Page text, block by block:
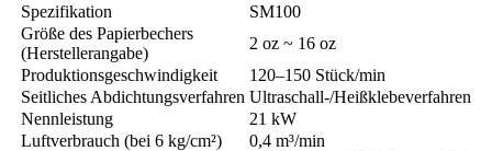
Spezifikation
SM100
Größe des Papierbechers
(Herstellerangabe)
2 oz ~ 16 oz
Produktionsgeschwindigkeit
120–150 Stück/min
Seitliches Abdichtungsverfahren Ultraschall-/Heißklebeverfahren
Nennleistung
21 kW
Luftverbrauch (bei 6 kg/cm²)
0,4 m³/min